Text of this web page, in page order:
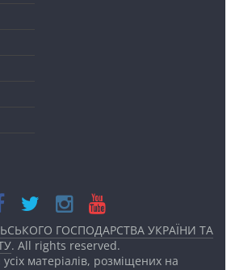
ГОСПОДАРСТВА УКРАЇНИ ТА
. All rights reserved.
матеріалів, розміщених на